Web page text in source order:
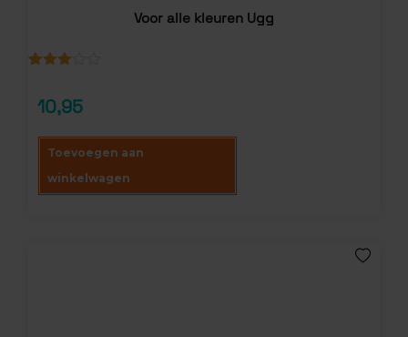
Voor alle kleuren Ugg
op 5
gebaseerd
klantbeoordelingen
10,95
Toevoegen aan
winkelwagen